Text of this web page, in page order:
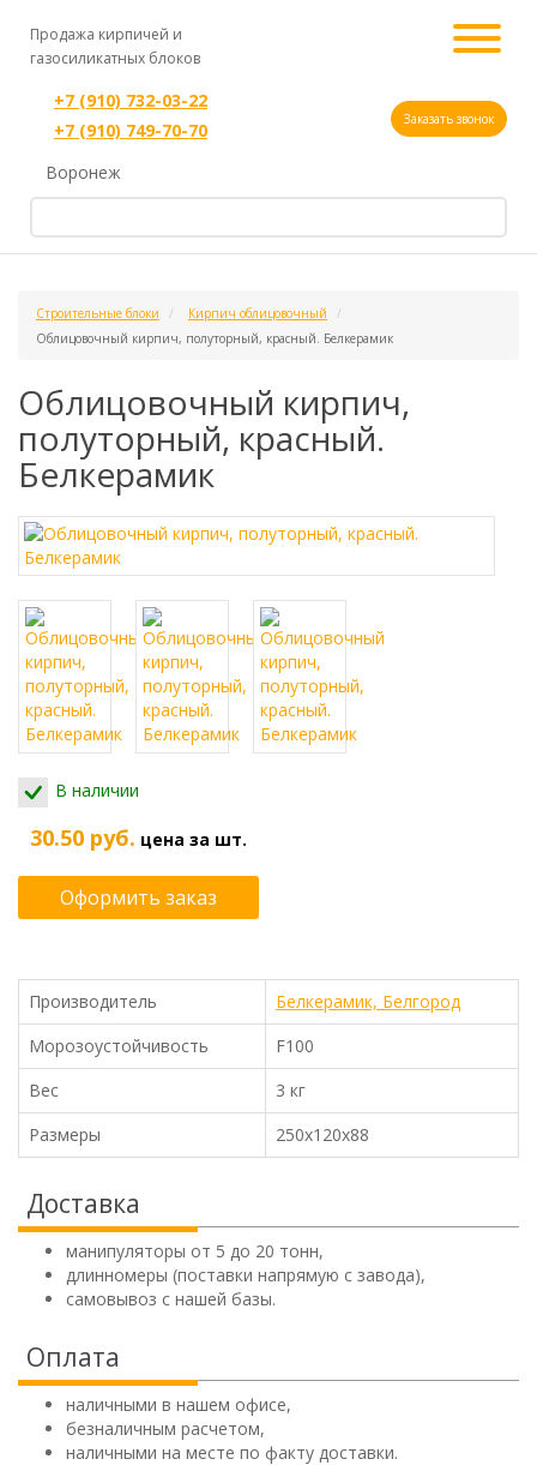
Продажа кирпичей и
газосиликатных блоков
+7 (910) 732-03-22
+7 (910) 749-70-70
Заказать звонок
Воронеж
Строительные блоки
Кирпич облицовочный
Облицовочный кирпич, полуторный, красный. Белкерамик
Облицовочный кирпич,
полуторный, красный.
Белкерамик
В наличии
30.50 руб. цена за шт.
Оформить заказ
Производитель
Белкерамик, Белгород
Морозоустойчивость
F100
Вес
3 кг
Размеры
250х120х88
Доставка
манипуляторы от 5 до 20 тонн,
длинномеры (поставки напрямую с завода),
самовывоз с нашей базы.
Оплата
наличными в нашем офисе,
безналичным расчетом,
наличными на месте по факту доставки.